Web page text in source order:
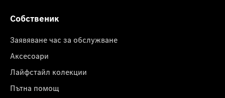
Собственик
Заявяване час за обслужване
Аксесоари
Лайфстайл колекции
Пътна помощ